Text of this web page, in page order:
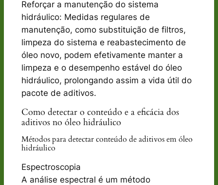
Reforçar a manutenção do sistema
hidráulico: Medidas regulares de
manutenção, como substituição de filtros,
limpeza do sistema e reabastecimento de
óleo novo, podem efetivamente manter a
limpeza e o desempenho estável do óleo
hidráulico, prolongando assim a vida útil do
pacote de aditivos.
Como detectar o conteúdo e a eficácia dos
aditivos no óleo hidráulico
Métodos para detectar conteúdo de aditivos em óleo
hidráulico
Espectroscopia
A análise espectral é um método